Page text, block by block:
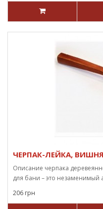
ЧЕРПАК-ЛЕЙКА, ВИШНЯ
Описание черпака
для бани – это незаменимый
206 грн